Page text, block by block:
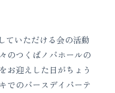
ていただける会の活動
のつくばノバホールの
お迎えした日がちょう
でのバースデイパーテ